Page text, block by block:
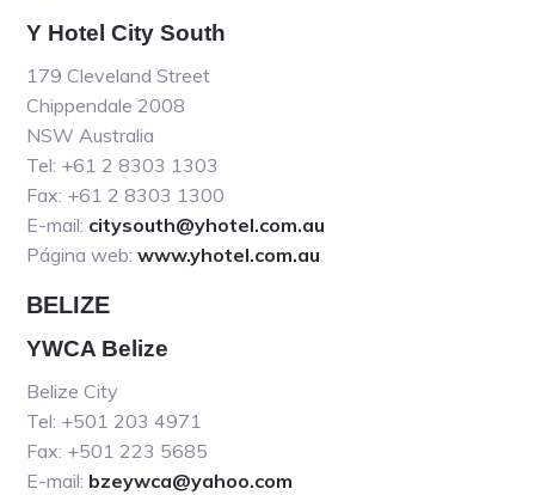
Y Hotel City South
179 Cleveland Street
Chippendale 2008
NSW Australia
Tel: +61 2 8303 1303
Fax: +61 2 8303 1300
E-mail: citysouth@yhotel.com.au
Página web:www.yhotel.com.au
BELIZE
YWCA Belize
Belize City
Tel: +501 203 4971
Fax: +501 223 5685
E-mail: bzeywca@yahoo.com